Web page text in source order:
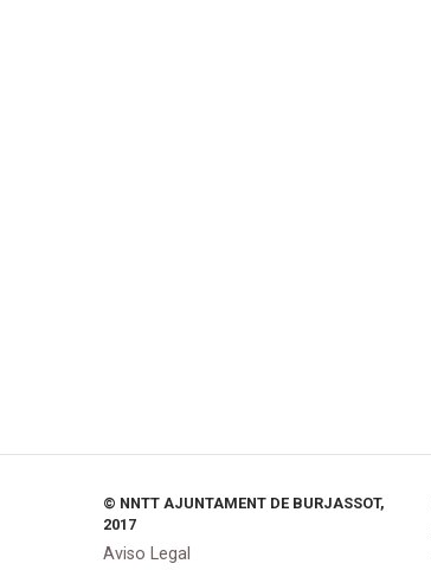
© NNTT AJUNTAMENT DE BURJASSOT,
2017
Aviso Legal